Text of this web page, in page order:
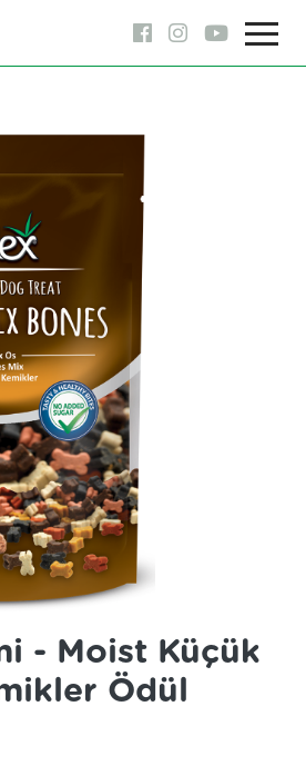
- Moist Küçük
Ödül